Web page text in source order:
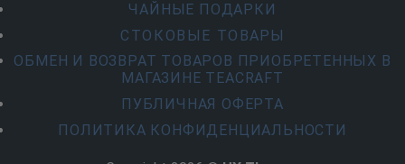
ЧАЙНЫЕ ПОДАРКИ
СТОКОВЫЕ ТОВАРЫ
ОБМЕН И ВОЗВРАТ ТОВАРОВ ПРИОБРЕТЕННЫХ В
МАГАЗИНЕ TEACRAFT
ПУБЛИЧНАЯ ОФЕРТА
ПОЛИТИКА КОНФИДЕНЦИАЛЬНОСТИ